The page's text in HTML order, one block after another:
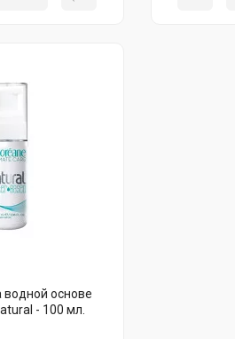
водной основе
- 100 мл.